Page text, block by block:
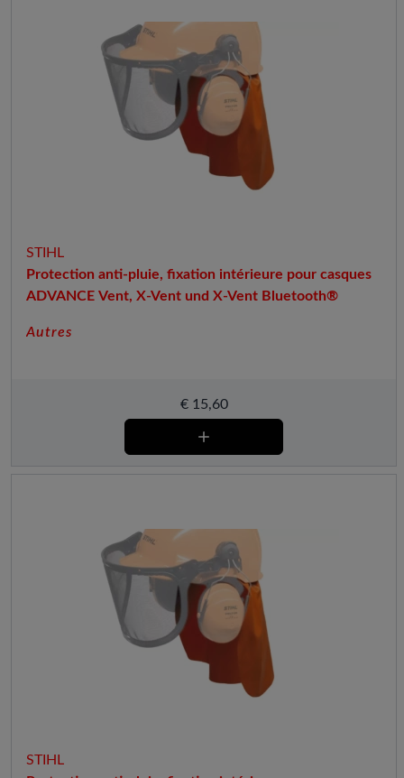
STIHL
Protection anti-pluie, fixation intérieure pour casques
ADVANCE Vent, X-Vent und X-Vent Bluetooth®
Autres
€15,60
STIHL